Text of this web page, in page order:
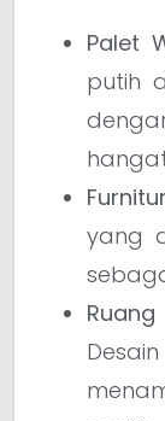
Palet
putih
yang